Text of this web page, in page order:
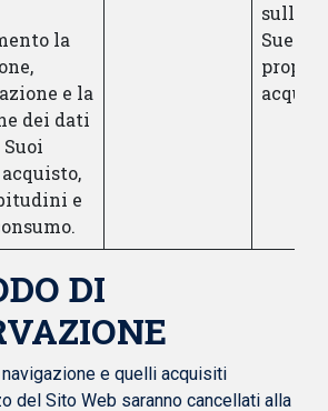
la
e la
dei dati
e
sulla
Sue
DI
e quelli acquisiti
del Sito Web saranno cancellati alla